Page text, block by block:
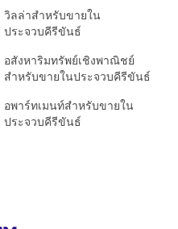
วิลล่าสำหรับขายใน
ประจวบคีรีขันธ์
อสังหาริมทรัพย์เชิงพาณิชย์
สำหรับขายในประจวบคีรีขันธ์
อพาร์ทเมนท์สำหรับขายใน
ประจวบคีรีขันธ์